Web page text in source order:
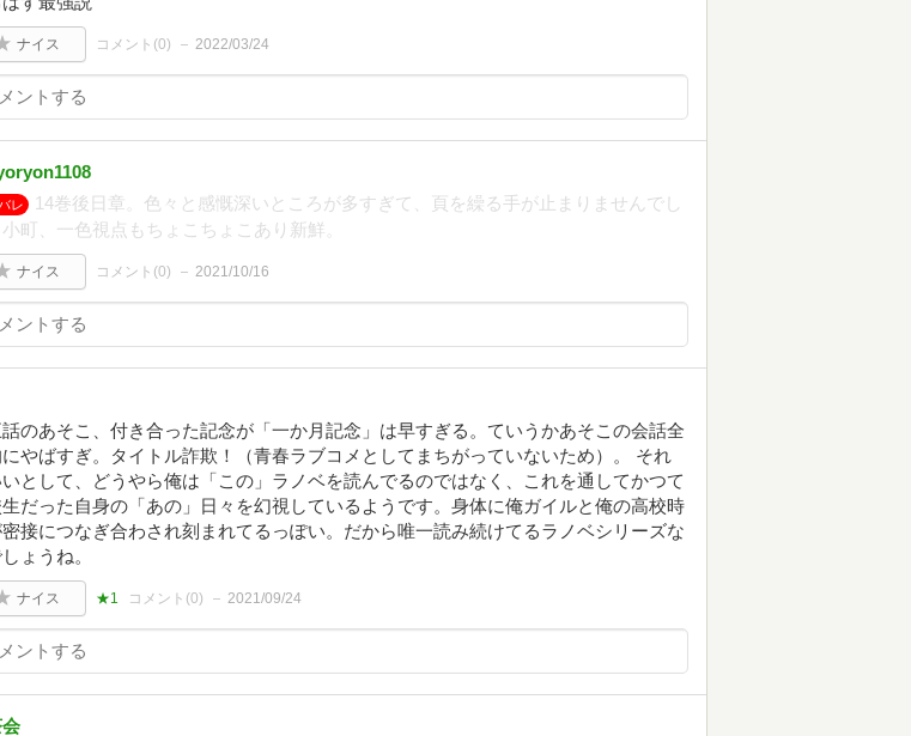
ナイス コメント(0) 2022/03/24
レ
14巻後日章。色々と感慨深いところが多すぎて、頁を繰る手が止まりませんでし
小町、一色視点もちょこちょこあり新鮮。
ナイス コメント(0) 2021/10/16
のあそこ、付き合った記念が「一か月記念」は早すぎる。ていうかあそこの会話全
やばすぎ。タイトル詐欺！（青春ラブコメとしてまちがっていないため）。 それ
として、どうやら俺は「この」ラノベを読んでるのではなく、これを通してかつて
だった自身の「あの」日々を幻視しているようです。身体に俺ガイルと俺の高校時
接につなぎ合わされ刻まれてるっぽい。だから唯一読み続けてるラノベシリーズな
ょうね。
ナイス ★1 コメント(0) 2021/09/24